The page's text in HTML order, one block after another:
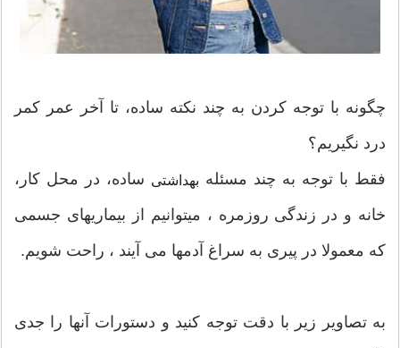
چگونه با توجه کردن به چند نکته ساده، تا آخر عمر کمر
درد نگیریم؟
فقط با توجه به چند مسئله بهداشتی ساده، در محل کار،
خانه و در زندگی روزمره ، می‏توانیم از بیماریهای جسمی
که معمولا در پیری به سراغ آدم‏ها می‏ آیند ، راحت شویم.
به تصاویر زیر با دقت توجه کنید و دستورات آنها را جدی